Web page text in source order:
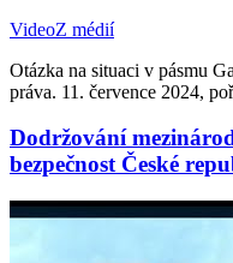
VideoZ médií
Otázka na situaci v pásmu
práva. 11. července 2024,
Dodržování
bezpečnost České